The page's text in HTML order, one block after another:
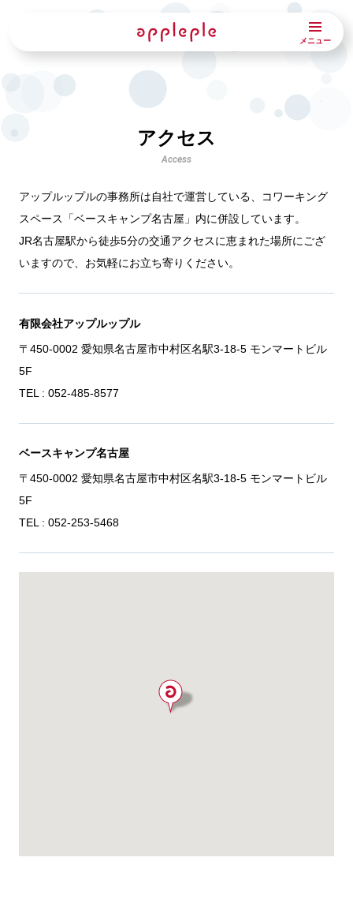
メニュー
アクセス
Access
アップルップルの事務所は自社で運営している、コワーキング
スペース「ベースキャンプ名古屋」内に併設しています。
JR名古屋駅から徒歩5分の交通アクセスに恵まれた場所にござ
いますので、お気軽にお立ち寄りください。
有限会社アップルップル
〒450-0002 愛知県名古屋市中村区名駅3-18-5 モンマートビル
5F
TEL : 052-485-8577
ベースキャンプ名古屋
〒450-0002 愛知県名古屋市中村区名駅3-18-5 モンマートビル
5F
TEL : 052-253-5468